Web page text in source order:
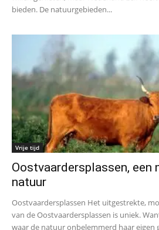
bieden. De natuurgebieden...
Vrije tijd
Oostvaardersplassen, een
natuur
Oostvaardersplassen Het uitgestrekte,
van de Oostvaardersplassen is uniek.
waar de natuur onbelemmerd haar eigen